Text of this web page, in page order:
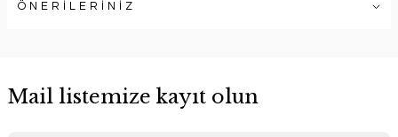
ÖNERİLERİNİZ
Mail listemize kayıt olun